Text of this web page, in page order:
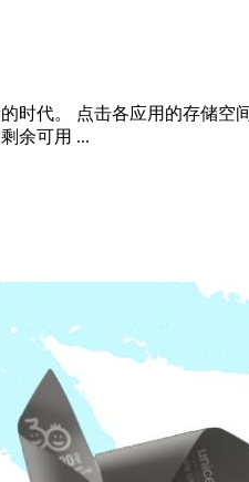
时代。 点击各应用的存储空
余可用 ...